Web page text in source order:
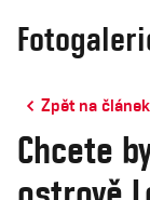
Zpět na článek
Chcete